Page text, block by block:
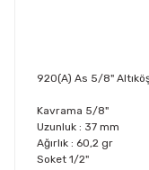
920(A) As 5/8"
Kavrama 5/8"
Uzunluk : 37 mm
Ağırlık : 60,2 gr
Soket 1/2"